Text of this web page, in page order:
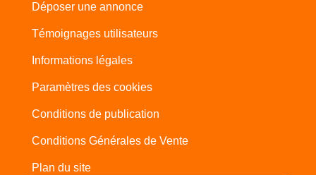
Déposer une annonce
Témoignages utilisateurs
Informations légales
Paramètres des cookies
Conditions de publication
Conditions Générales de Vente
Plan du site